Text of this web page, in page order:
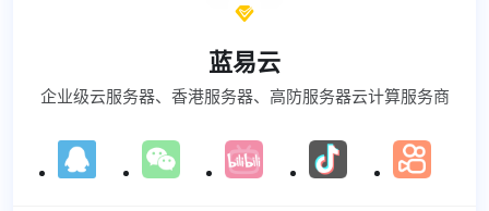

蓝易云
企业级云服务器、香港服务器、高防服务器云计算服务商